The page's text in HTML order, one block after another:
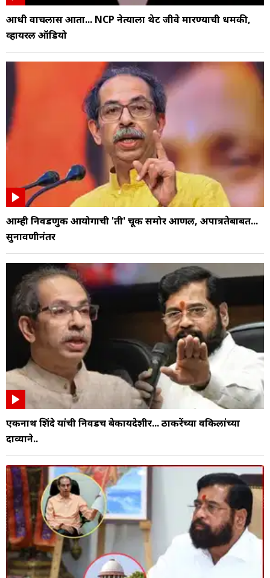
आधी वाचलास आता... NCP नेत्याला थेट जीवे मारण्याची धमकी,
व्हायरल ऑडियो
आम्ही निवडणुक आयोगाची 'ती' चूक समोर आणली, अपात्रतेबाबत...
सुनावणीनंतर
एकनाथ शिंदे यांची निवडच बेकायदेशीर... ठाकरेंच्या वकिलांच्या
दाव्याने..